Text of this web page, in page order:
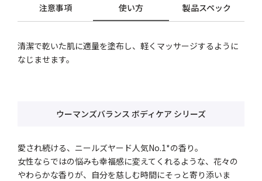
注意事項 使い方 製品スペック
清潔で乾いた肌に適量を塗布し、軽くマッサージするように
なじませます。
ウーマンズバランス ボディケア シリーズ
愛され続ける、ニールズヤード人気No.1*の香り。
女性ならではの悩みも幸福感に変えてくれるような、花々の
やわらかな香りが、自分を慈しむ時間にそっと寄り添いま